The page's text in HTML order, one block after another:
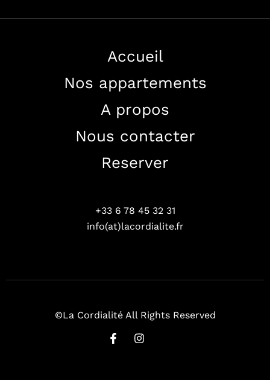
Accueil
Nos appartements
A propos
Nous contacter
Reserver
+33 6 78 45 32 31
info(at)lacordialite.fr
©La Cordialité All Rights Reserved